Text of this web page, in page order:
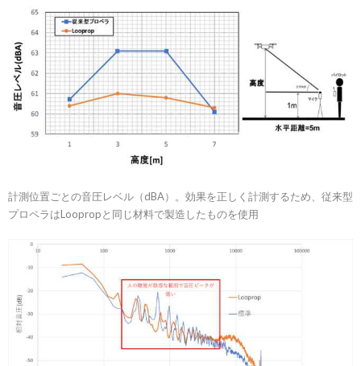
計測位置ごとの音圧レベル（dBA）。効果を正しく計測するため、従来型
プロペラはLoopropと同じ材料で製造したものを使用